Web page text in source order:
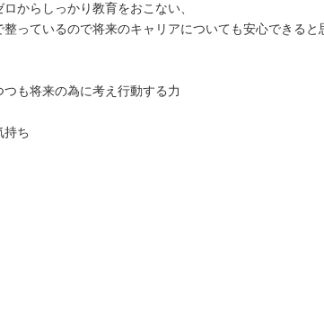
からしっかり教育をおこない、
っているので将来のキャリアについても安心できると
つも将来の為に考え行動する力
持ち